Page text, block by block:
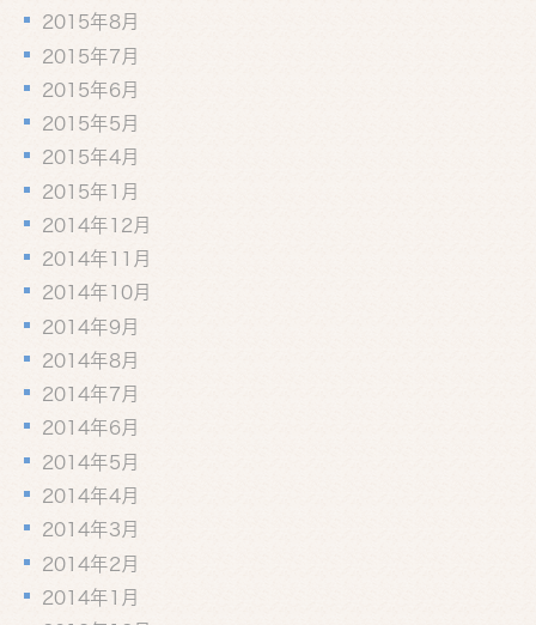
2015年8月
2015年7月
2015年6月
2015年5月
2015年4月
2015年1月
2014年12月
2014年11月
2014年10月
2014年9月
2014年8月
2014年7月
2014年6月
2014年5月
2014年4月
2014年3月
2014年2月
2014年1月